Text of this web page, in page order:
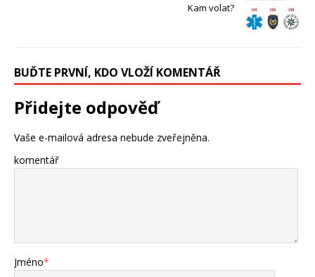
Kam volat?
BUĎTE PRVNÍ, KDO VLOŽÍ KOMENTÁŘ
Přidejte odpověď
Vaše e-mailová adresa nebude zveřejněna.
komentář
Jméno*